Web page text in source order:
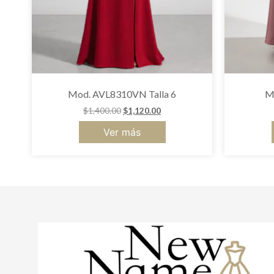
Mod. AVL8310VN Talla 6
$1,400.00$1,120.00
Ver más